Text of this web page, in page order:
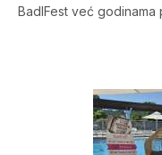
BadlFest već